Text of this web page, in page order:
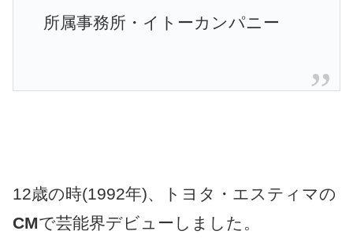
所属事務所・イトーカンパニー
12歳の時(1992年)、トヨタ・エスティマの
CMで芸能界デビューしました。